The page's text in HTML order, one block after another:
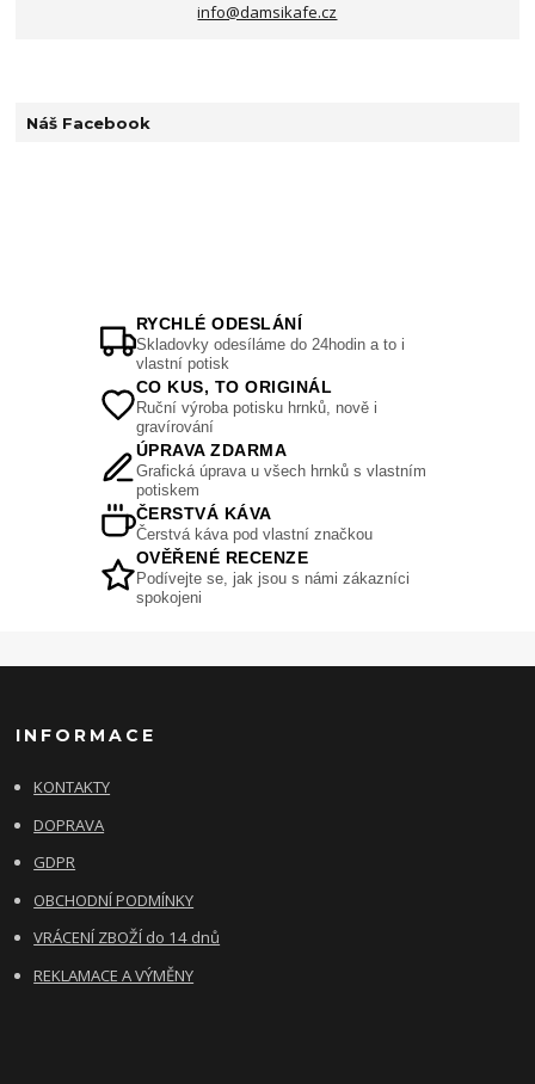
info@damsikafe.cz
Náš Facebook
RYCHLÉ ODESLÁNÍ
Skladovky odesíláme do 24hodin a to i
vlastní potisk
CO KUS, TO ORIGINÁL
Ruční výroba potisku hrnků, nově i
gravírování
ÚPRAVA ZDARMA
Grafická úprava u všech hrnků s vlastním
potiskem
ČERSTVÁ KÁVA
Čerstvá káva pod vlastní značkou
OVĚŘENÉ RECENZE
Podívejte se, jak jsou s námi zákazníci
spokojeni
INFORMACE
KONTAKTY
DOPRAVA
GDPR
OBCHODNÍ PODMÍNKY
VRÁCENÍ ZBOŽÍ do 14 dnů
REKLAMACE A VÝMĚNY